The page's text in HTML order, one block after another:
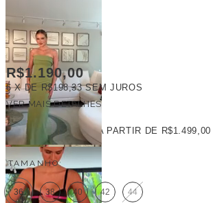
R$1.190,00
6 X DE R$198,33 SEM JUROS
VER MAIS DETALHES
FRETE GRÁTISA PARTIR DE R$1.499,00
TAMANHO:
36 38 40 42 44